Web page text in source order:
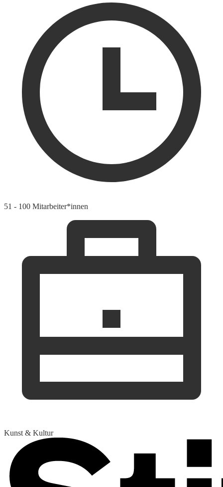
51 - 100 Mitarbeiter*innen
Kunst & Kultur